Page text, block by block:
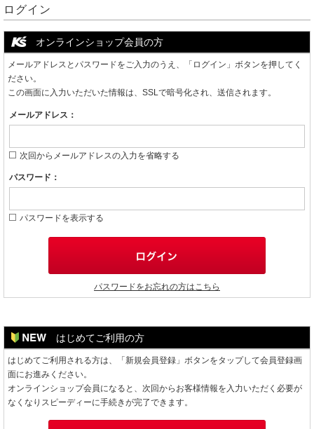
ログイン
オンラインショップ会員の方
メールアドレスとパスワードをご入力のうえ、「ログイン」ボタンを押してく
ださい。
この画面に入力いただいた情報は、SSLで暗号化され、送信されます。
メールアドレス：
次回からメールアドレスの入力を省略する
パスワード：
パスワードを表示する
パスワードをお忘れの方はこちら
はじめてご利用の方
はじめてご利用される方は、「新規会員登録」ボタンをタップして会員登録画
面にお進みください。
オンラインショップ会員になると、次回からお客様情報を入力いただく必要が
なくなりスピーディーに手続きが完了できます。